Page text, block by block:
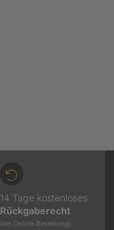
14 Tage kostenloses
Rückgaberecht
(bei Online-Bestellung)